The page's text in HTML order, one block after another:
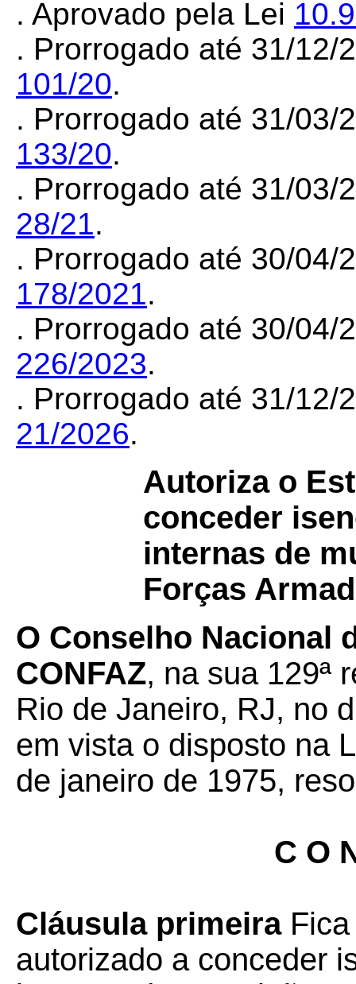
. Aprovado pela Lei
. Prorrogado até 31/12/
101/20.
. Prorrogado até 31/03/
133/20.
. Prorrogado até 31/03/
28/21.
. Prorrogado até 30/04/
178/2021.
. Prorrogado até 30/04/
226/2023.
. Prorrogado até 31/12/
21/2026.
Autoriza o
conceder
internas de
Forças
O Conselho Nacional
CONFAZ, na sua 129ª
Rio de Janeiro, RJ, no
em vista o disposto na
de janeiro de 1975,
C O
Cláusula primeira
autorizado a conceder